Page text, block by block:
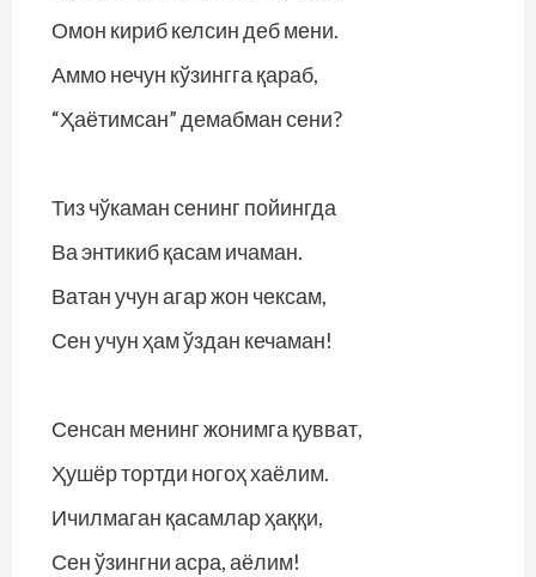
Омон кириб келсин деб мени.
Аммо нечун кўзингга қараб,
“Ҳаётимсан” демабман сени?
Тиз чўкаман сенинг пойингда
Ва энтикиб қасам ичаман.
Ватан учун агар жон чексам,
Сен учун ҳам ўздан кечаман!
Сенсан менинг жонимга қувват,
Ҳушёр тортди ногоҳ хаёлим.
Ичилмаган қасамлар ҳаққи,
Сен ўзингни асра, аёлим!